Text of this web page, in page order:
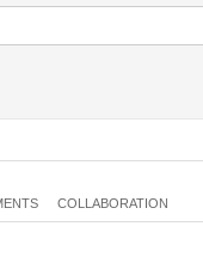
COLLABORATION